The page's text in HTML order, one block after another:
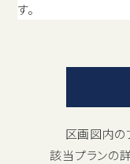
す。
区画図内の
該当プランの